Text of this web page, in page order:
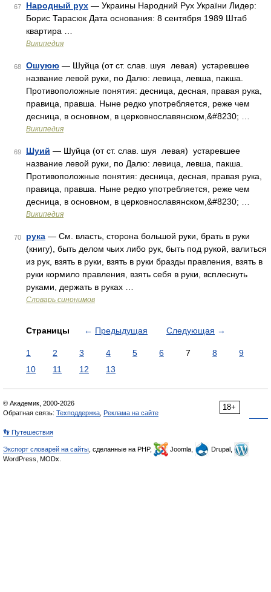
67 Народный рух — Украины Народний Рух України Лидер:
Борис Тарасюк Дата основания: 8 сентября 1989 Штаб
квартира …
Википедия
68 Ошуюю — Шуйца (от ст. слав. шуя левая) устаревшее
название левой руки, по Далю: левица, левша, пакша.
Противоположные понятия: десница, десная, правая рука,
правица, правша. Ныне редко употребляется, реже чем
десница, в основном, в церковнославянском,&#8230; …
Википедия
69 Шуий — Шуйца (от ст. слав. шуя левая) устаревшее
название левой руки, по Далю: левица, левша, пакша.
Противоположные понятия: десница, десная, правая рука,
правица, правша. Ныне редко употребляется, реже чем
десница, в основном, в церковнославянском,&#8230; …
Википедия
70 рука — См. власть, сторона большой руки, брать в руки
(книгу), быть делом чьих либо рук, быть под рукой, валиться
из рук, взять в руки, взять в руки бразды правления, взять в
руки кормило правления, взять себя в руки, всплеснуть
руками, держать в руках …
Словарь синонимов
Страницы ← Предыдущая Следующая →
1 2 3 4 5 6 7 8
9
10
11 12 13
18+
© Академик, 2000-2026
Обратная связь: Техподдержка Реклама на сайте
👣 Путешествия
Экспорт словарей на сайты , сделанные на PHP, Joomla,
Drupal,
WordPress, MODx.